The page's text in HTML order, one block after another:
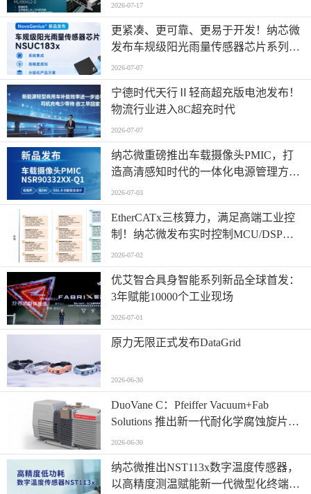
2026-07-17
更紧凑、更可靠、更易于开发！纳芯微
发布车规级阳光雨量传感器芯片系列
NSUC183x
2026-07-07
宁德时代天行Ⅱ轻商超充版电池发布！
物流行业进入8C超充时代
2026-07-07
纳芯微重磅推出车载摄像头PMIC，打
造高清感知时代的一体化电源管理方
案！
2026-07-03
EtherCATx三核算力，满足高端工业控
制！纳芯微发布实时控制MCU/DSP
NS800RTA7系列
2026-07-02
优艾智合具身智能系列新品全球首发：
3年赋能10000个工业现场
2026-07-01
原力无限正式发布DataGrid
2026-06-30
​DuoVane C：Pfeiffer Vacuum+Fab
Solutions 推出新一代耐化学腐蚀旋片真
空泵
2026-06-30
纳芯微推出NST113x数字温度传感器，
以高精度测温赋能新一代微型化终端设